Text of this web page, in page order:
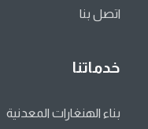
اتصل بنا
خدماتنا
بناء الهنغارات المعدنية